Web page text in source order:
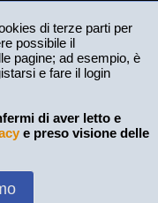
di terze parti per
possibile il
pagine; ad esempio, è
e fare il login
di aver letto e
e preso visione delle